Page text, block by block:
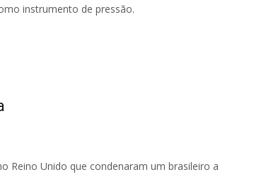
instrumento de pressão.
Reino Unido que condenaram um brasileiro a